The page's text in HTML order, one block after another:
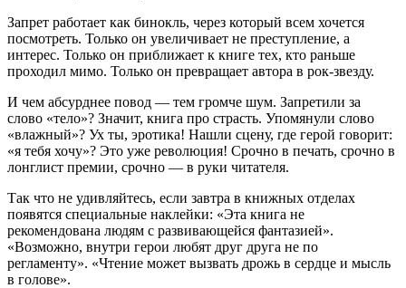
Запрет работает как бинокль, через который всем хочется
посмотреть. Только он увеличивает не преступление, а
интерес. Только он приближает к книге тех, кто раньше
проходил мимо. Только он превращает автора в рок-звезду.
И чем абсурднее повод — тем громче шум. Запретили за
слово «тело»? Значит, книга про страсть. Упомянули слово
«влажный»? Ух ты, эротика! Нашли сцену, где герой говорит:
«я тебя хочу»? Это уже революция! Срочно в печать, срочно в
лонглист премии, срочно — в руки читателя.
Так что не удивляйтесь, если завтра в книжных отделах
появятся специальные наклейки: «Эта книга не
рекомендована людям с развивающейся фантазией».
«Возможно, внутри герои любят друг друга не по
регламенту». «Чтение может вызвать дрожь в сердце и мысль
в голове».